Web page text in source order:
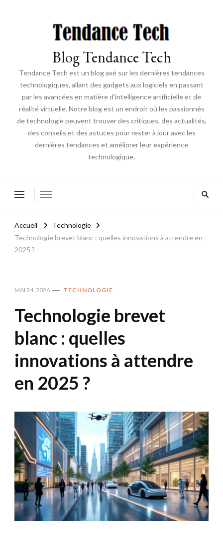
Blog Tendance Tech
Tendance Tech est un blog axé sur les dernières tendances
technologiques, allant des gadgets aux logiciels en passant
par les avancées en matière d'intelligence artificielle et de
réalité virtuelle. Notre blog est un endroit où les passionnés
de technologie peuvent trouver des critiques, des actualités,
des conseils et des astuces pour rester à jour avec les
dernières tendances et améliorer leur expérience
technologique.
Accueil
Technologie
Technologie brevet blanc : quelles innovations à attendre en
2025 ?
MAI 24, 2026 TECHNOLOGIE
Technologie brevet
blanc : quelles
innovations à attendre
en 2025 ?